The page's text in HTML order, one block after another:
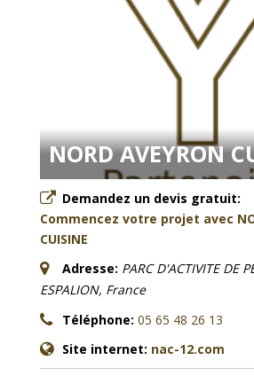
NORD AVEYRON
Demandez un devis gratuit:
Commencez votre projet avec
CUISINE
Adresse: PARC D'ACTIVITE DE
ESPALION, France
Téléphone: 05 65 48 26 13
Site internet: nac-12.com